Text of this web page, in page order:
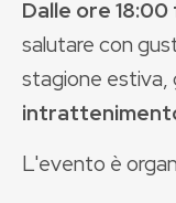
Dalle ore
salutare con
stagione estiva,
L'evento è